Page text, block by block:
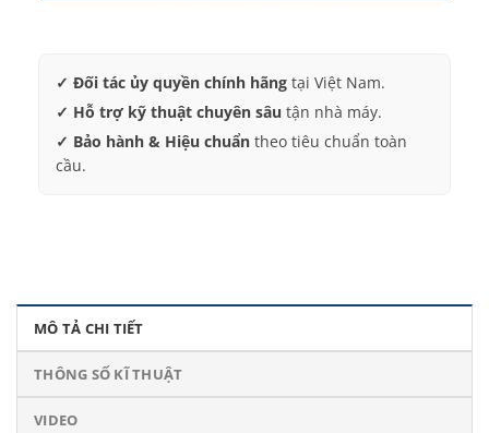
✓ Đối tác ủy quyền chính hãng tại Việt Nam.
✓ Hỗ trợ kỹ thuật chuyên sâu tận nhà máy.
✓ Bảo hành & Hiệu chuẩn theo tiêu chuẩn toàn
cầu.
MÔ TẢ CHI TIẾT
THÔNG SỐ KĨ THUẬT
VIDEO